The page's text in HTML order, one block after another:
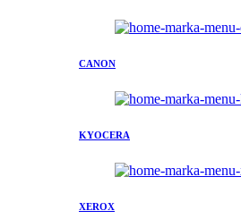
CANON
KYOCERA
XEROX